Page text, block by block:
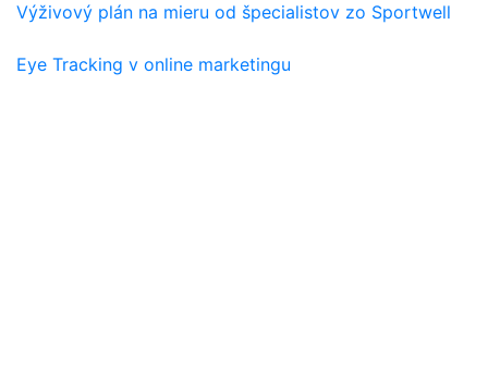
Výživový plán na mieru od špecialistov zo Sportwell
Eye Tracking v online marketingu